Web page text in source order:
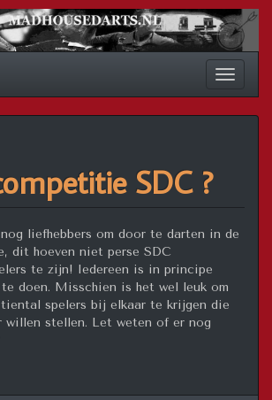
Schakel
SDC ?
liefhebbers om door te darten in de
dit hoeven niet perse SDC
te zijn! Iedereen is in principe
te doen. Misschien is het wel leuk om
spelers bij elkaar te krijgen die
willen stellen. Let weten of er nog